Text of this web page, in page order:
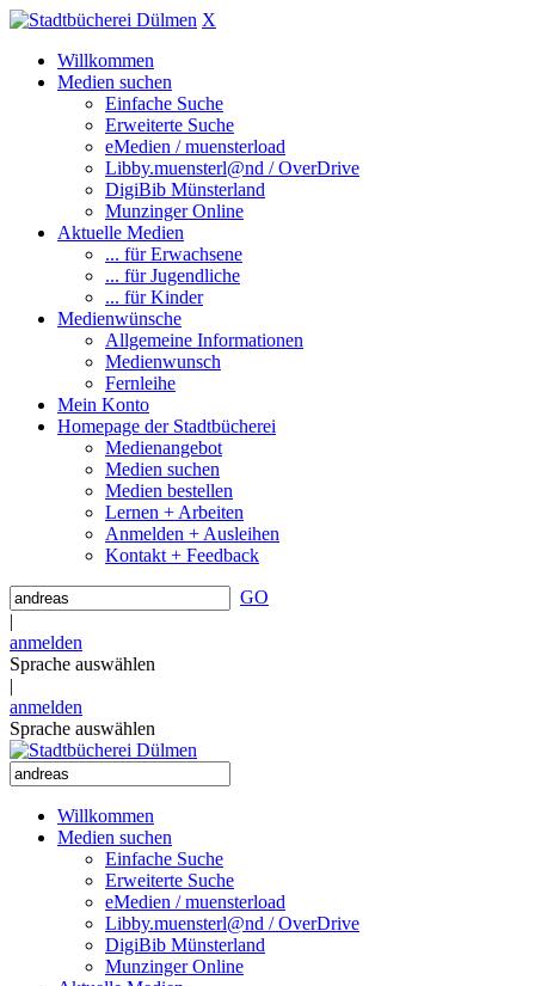
X
Willkommen
Medien suchen
Einfache Suche
Erweiterte Suche
eMedien / muensterload
Libby.muensterl@nd / OverDrive
DigiBib Münsterland
Munzinger Online
Aktuelle Medien
... für Erwachsene
... für Jugendliche
... für Kinder
Medienwünsche
Allgemeine Informationen
Medienwunsch
Fernleihe
Mein Konto
Homepage der Stadtbücherei
Medienangebot
Medien suchen
Medien bestellen
Lernen + Arbeiten
Anmelden + Ausleihen
Kontakt + Feedback
GO
|
anmelden
Sprache auswählen
|
anmelden
Sprache auswählen
Willkommen
Medien suchen
Einfache Suche
Erweiterte Suche
eMedien / muensterload
Libby.muensterl@nd / OverDrive
DigiBib Münsterland
Munzinger Online